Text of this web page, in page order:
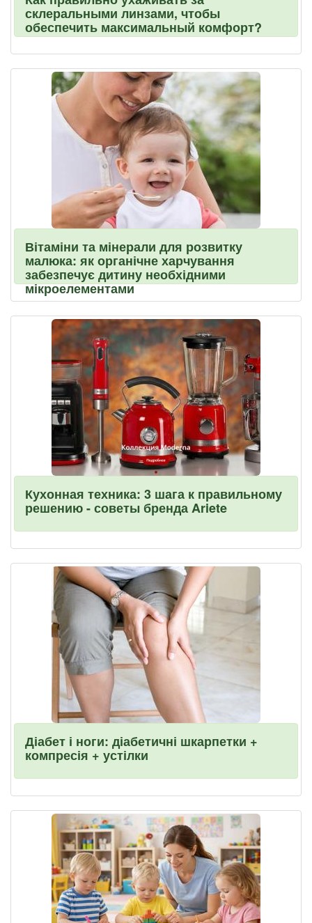
склеральными линзами, чтобы
обеспечить максимальный комфорт?
Вітаміни та мінерали для розвитку
малюка: як органічне харчування
забезпечує дитину необхідними
мікроелементами
Кухонная техника: 3 шага к правильному
решению - советы бренда Ariete
Діабет і ноги: діабетичні шкарпетки +
компресія + устілки